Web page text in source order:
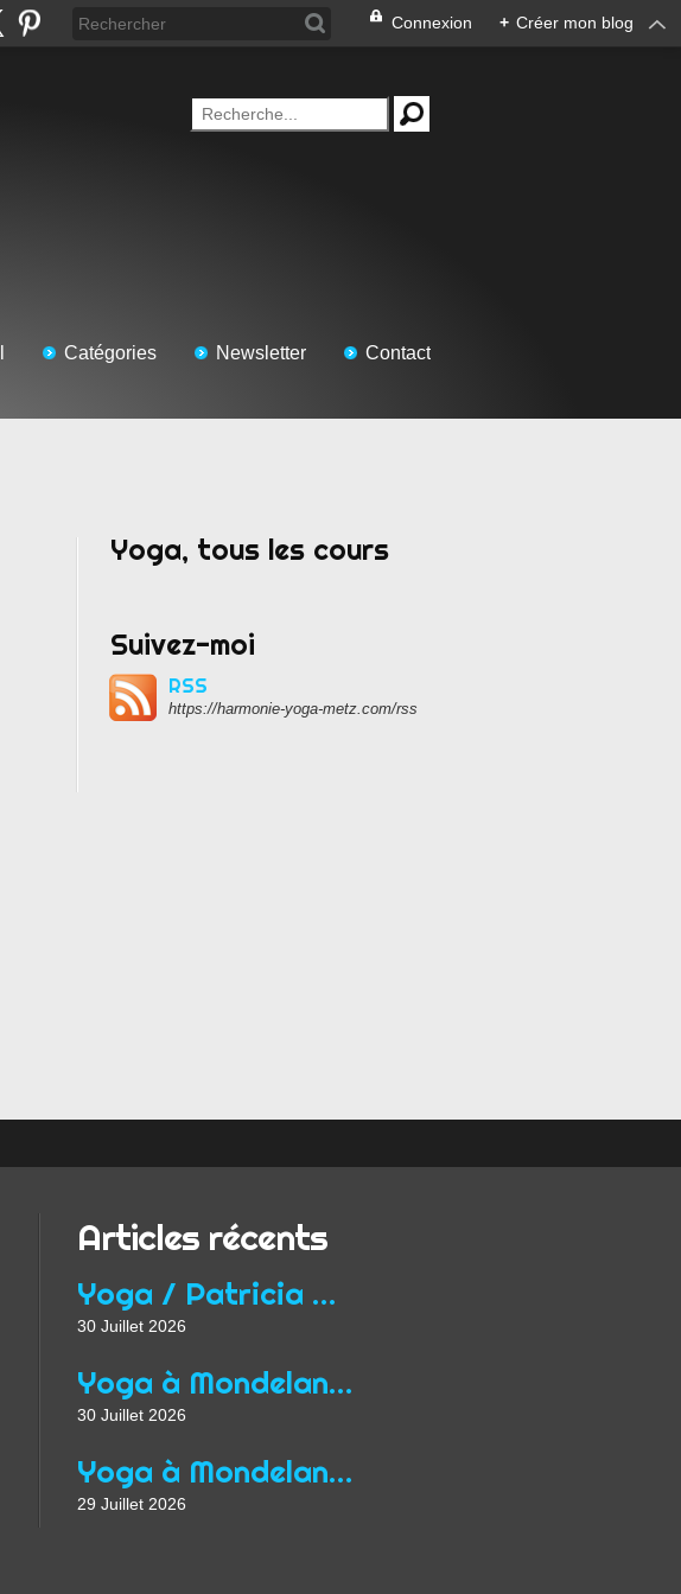
Connexion + Créer mon blog
Catégories Newsletter Contact
Yoga, tous les cours
Suivez-moi
RSS
https://harmonie-yoga-metz.com/rss
Articles récents
Yoga / Patricia Wirth / Mon parcours de professeur...
30 Juillet 2026
Yoga à Mondelange depuis 2013
30 Juillet 2026
Yoga à Mondelange Saison 2026/2027
29 Juillet 2026